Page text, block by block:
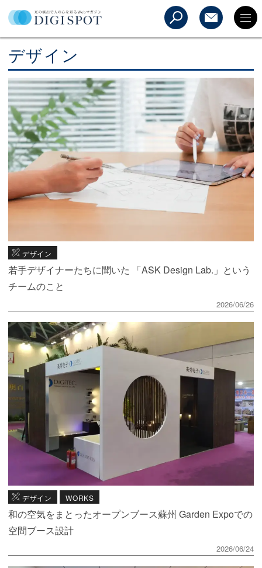
デザイン
デザイン
若手デザイナーたちに聞いた 「ASK Design Lab.」という
チームのこと
2026/06/26
デザイン WORKS
和の空気をまとったオープンブース蘇州 Garden Expoでの
空間ブース設計
2026/06/24